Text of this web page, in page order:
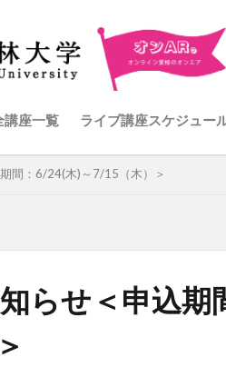
講座一覧 ライブ講座スケジュー
間：6/24(木)～7/15（木）＞
らせ＜申込期